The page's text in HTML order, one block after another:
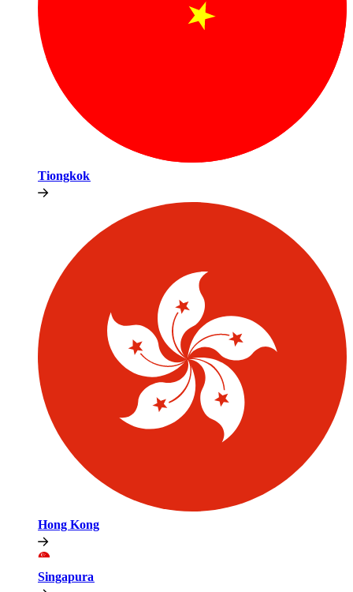
Tiongkok​​
Hong Kong​​
Singapura​​